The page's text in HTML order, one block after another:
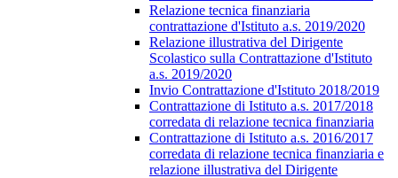
Relazione tecnica finanziaria
contrattazione d'Istituto a.s. 2019/2020
Relazione illustrativa del Dirigente
Scolastico sulla Contrattazione d'Istituto
a.s. 2019/2020
Invio Contrattazione d'Istituto 2018/2019
Contrattazione di Istituto a.s. 2017/2018
corredata di relazione tecnica finanziaria
Contrattazione di Istituto a.s. 2016/2017
corredata di relazione tecnica finanziaria e
relazione illustrativa del Dirigente